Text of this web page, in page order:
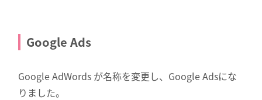
Google Ads
Google AdWords が名称を変更し、Google Adsにな
りました。